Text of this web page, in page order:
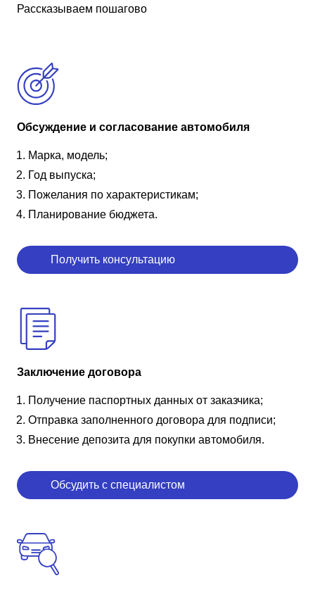
Рассказываем пошагово
Обсуждение и согласование автомобиля
Марка, модель;
Год выпуска;
Пожелания по характеристикам;
Планирование бюджета.
Получить консультацию
Заключение договора
Получение паспортных данных от заказчика;
Отправка заполненного договора для подписи;
Внесение депозита для покупки автомобиля.
Обсудить с специалистом